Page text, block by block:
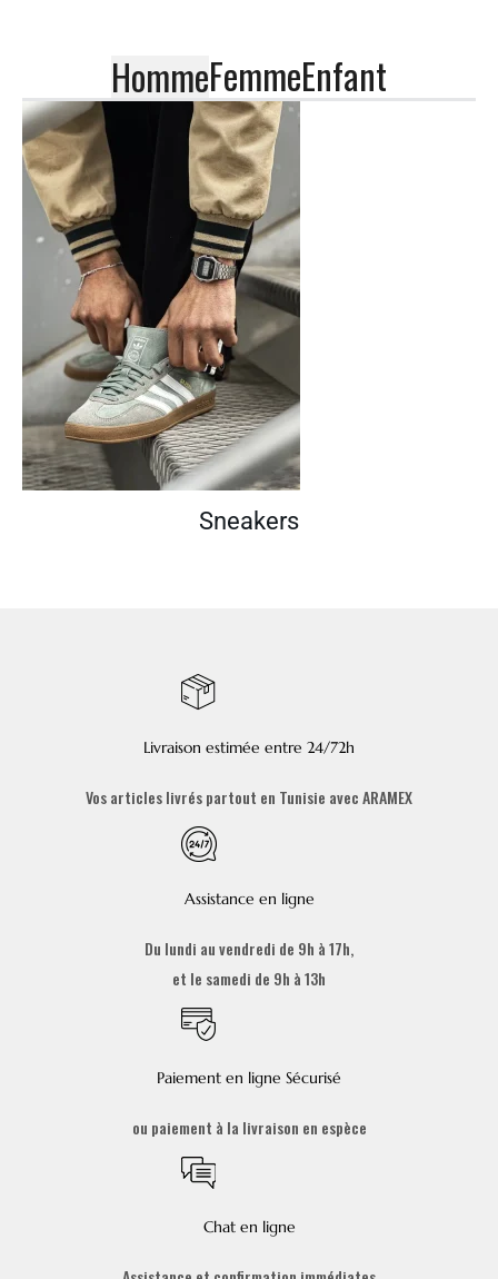
HommeFemmeEnfant
Sneakers
Livraison estimée entre 24/72h
Vos articles livrés partout en Tunisie avec ARAMEX
Assistance en ligne
Du lundi au vendredi de 9h à 17h,
et le samedi de 9h à 13h
Paiement en ligne Sécurisé
ou paiement à la livraison en espèce
Chat en ligne